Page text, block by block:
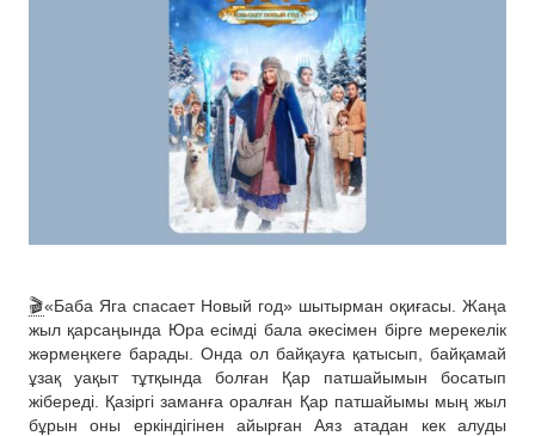
🎬«Баба Яга спасает Новый год» шытырман оқиғасы. Жаңа
жыл қарсаңында Юра есімді бала әкесімен бірге мерекелік
жәрмеңкеге барады. Онда ол байқауға қатысып, байқамай
ұзақ уақыт тұтқында болған Қар патшайымын босатып
жібереді. Қазіргі заманға оралған Қар патшайымы мың жыл
бұрын оны еркіндігінен айырған Аяз атадан кек алуды